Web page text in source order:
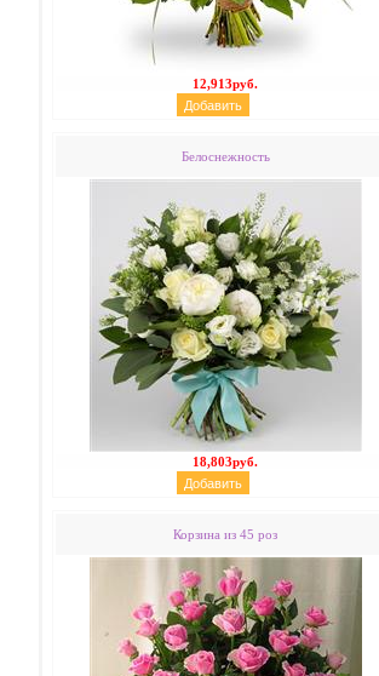
12,913руб.
Белоснежность
18,803руб.
Корзина из 45 роз